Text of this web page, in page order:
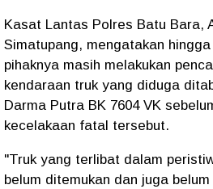
Kasat Lantas Polres Batu Bara,
Simatupang, mengatakan hingga
pihaknya masih melakukan
kendaraan truk yang diduga
Darma Putra BK 7604 VK
kecelakaan fatal tersebut.
"Truk yang terlibat dalam
belum ditemukan dan juga